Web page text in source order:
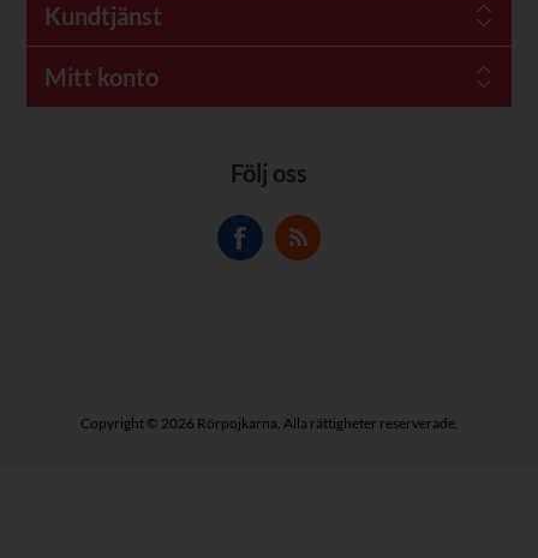
Kundtjänst
Mitt konto
Följ oss
Copyright © 2026 Rörpojkarna. Alla rättigheter reserverade.